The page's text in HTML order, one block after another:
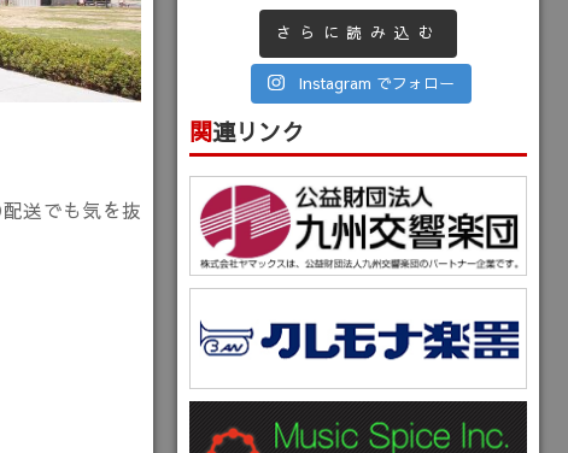
送でも気を抜
さらに読み込む
Instagram でフォロー
関連リンク